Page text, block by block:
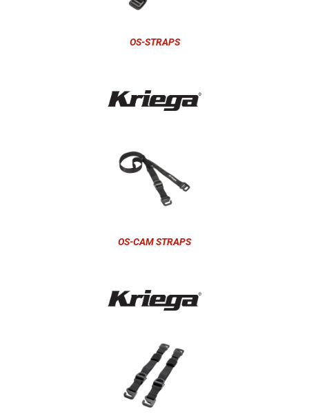
OS-STRAPS
OS-CAM STRAPS